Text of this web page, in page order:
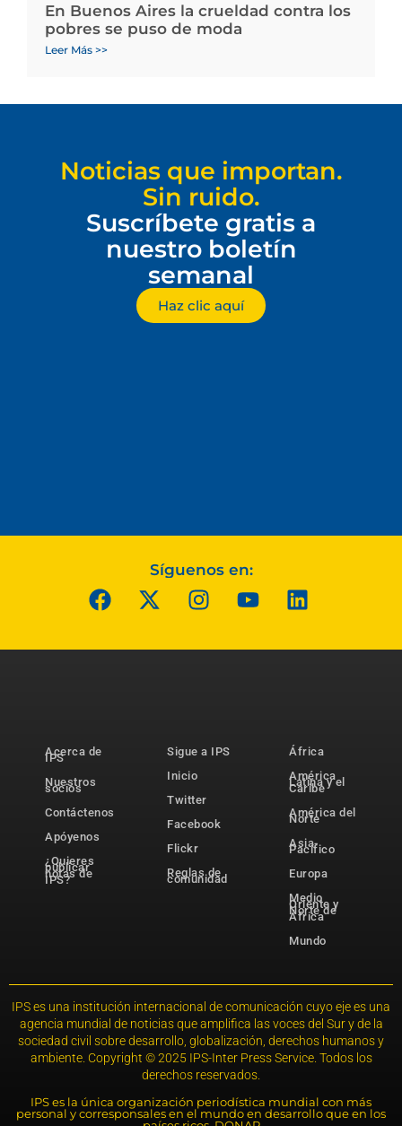
En Buenos Aires la crueldad contra los
pobres se puso de moda
Leer Más >>
Noticias que importan.
Sin ruido.
Suscríbete gratis a
nuestro boletín
semanal
Haz clic aquí
Síguenos en:
Acerca de
IPS
Nuestros
socios
Contáctenos
Apóyenos
¿Quieres
publicar
notas de
IPS?
Sigue a IPS
Inicio
Twitter
Facebook
Flickr
Reglas de
comunidad
África
América
Latina y el
Caribe
América del
Norte
Asia-
Pacífico
Europa
Medio
Oriente y
Norte de
África
Mundo
IPS es una institución internacional de comunicación cuyo eje es una
agencia mundial de noticias que amplifica las voces del Sur y de la
sociedad civil sobre desarrollo, globalización, derechos humanos y
ambiente. Copyright © 2025 IPS-Inter Press Service. Todos los
derechos reservados.
IPS es la única organización periodística mundial con más
personal y corresponsales en el mundo en desarrollo que en los